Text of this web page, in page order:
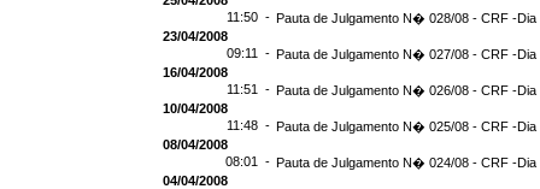
11:50 - Pauta de Julgamento N� 028/08 - CRF -Dia
23/04/2008
09:11 - Pauta de Julgamento N� 027/08 - CRF -Dia
16/04/2008
11:51 - Pauta de Julgamento N� 026/08 - CRF -Dia
10/04/2008
11:48 - Pauta de Julgamento N� 025/08 - CRF -Dia
08/04/2008
08:01 - Pauta de Julgamento N� 024/08 - CRF -Dia
04/04/2008